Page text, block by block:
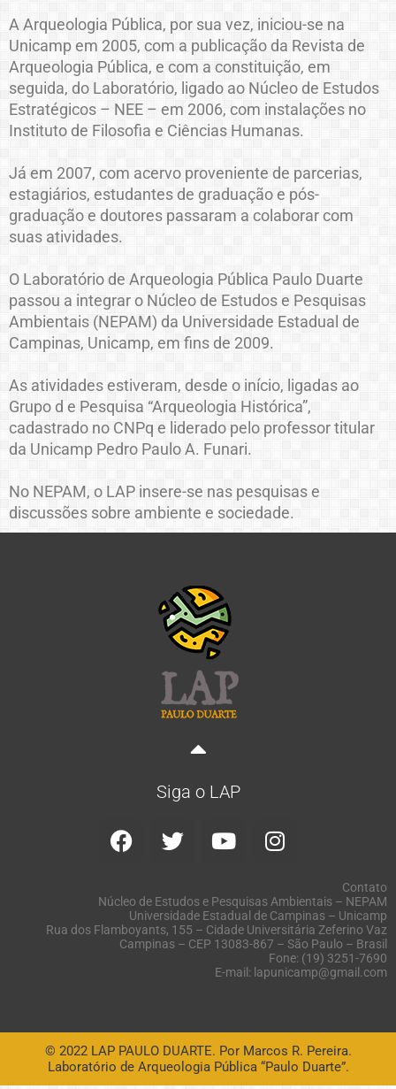
A Arqueologia Pública, por sua vez, iniciou-se na
Unicamp em 2005, com a publicação da Revista de
Arqueologia Pública, e com a constituição, em
seguida, do Laboratório, ligado ao Núcleo de Estudos
Estratégicos – NEE – em 2006, com instalações no
Instituto de Filosofia e Ciências Humanas.
Já em 2007, com acervo proveniente de parcerias,
estagiários, estudantes de graduação e pós-
graduação e doutores passaram a colaborar com
suas atividades.
O Laboratório de Arqueologia Pública Paulo Duarte
passou a integrar o Núcleo de Estudos e Pesquisas
Ambientais (NEPAM) da Universidade Estadual de
Campinas, Unicamp, em fins de 2009.
As atividades estiveram, desde o início, ligadas ao
Grupo d e Pesquisa “Arqueologia Histórica”,
cadastrado no CNPq e liderado pelo professor titular
da Unicamp Pedro Paulo A. Funari.
No NEPAM, o LAP insere-se nas pesquisas e
discussões sobre ambiente e sociedade.
Siga o LAP
Contato
Núcleo de Estudos e Pesquisas Ambientais – NEPAM
Universidade Estadual de Campinas – Unicamp
Rua dos Flamboyants, 155 – Cidade Universitária Zeferino Vaz
Campinas – CEP 13083-867 – São Paulo – Brasil
Fone: (19) 3251-7690
E-mail: lapunicamp@gmail.com
© 2022 LAP PAULO DUARTE. Por Marcos R. Pereira.
Laboratório de Arqueologia Pública “Paulo Duarte”.